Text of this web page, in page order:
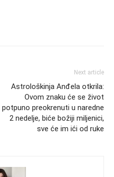
Next article
Astrološkinja Anđela otkrila:
Ovom znaku će se život
potpuno preokrenuti u naredne
2 nedelje, biće božiji miljenici,
sve će im ići od ruke